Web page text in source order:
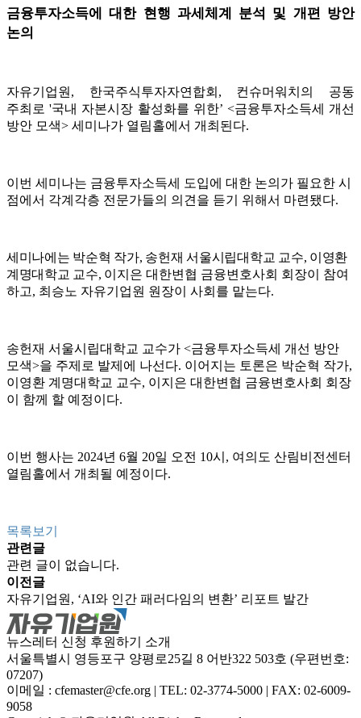
금융투자소득에 대한 현행 과세체계 분석 및 개편 방안
논의
자유기업원 , 한국주식투자자연합회 , 컨슈머워치의 공동
주최로'국내 자본시장 활성화를 위한’ <금융투자소득세 개선
방안 모색> 세미나가 열림홀에서 개최된다.
이번 세미나는 금융투자소득세 도입에 대한 논의가 필요한 시
점에서 각계각층 전문가들의 의견을 듣기 위해서 마련됐다.
세미나에는 박순혁 작가, 송헌재 서울시립대학교 교수, 이영환
계명대학교 교수, 이지은 대한변협 금융변호사회 회장이 참여
하고, 최승노 자유기업원 원장이 사회를 맡는다.
송헌재 서울시립대학교 교수가 <금융투자소득세 개선 방안
모색>을 주제로 발제에 나선다. 이어지는 토론은 박순혁 작가,
이영환 계명대학교 교수, 이지은 대한변협 금융변호사회 회장
이 함께 할 예정이다.
이번 행사는 2024년 6월 20일 오전 10시 , 여의도 산림비전센터
열림홀에서 개최될 예정이다.
목록보기
관련글
관련 글이 없습니다.
이전글
자유기업원, ‘AI와 인간 패러다임의 변환’ 리포트 발간
뉴스레터 신청 후원하기
소개
서울특별시 영등포구 양평로25길 8 어반322 503호 (우편번호:
07207)
이메일 : cfemaster@cfe.org | TEL: 02-3774-5000 | FAX: 02-6009-
9058